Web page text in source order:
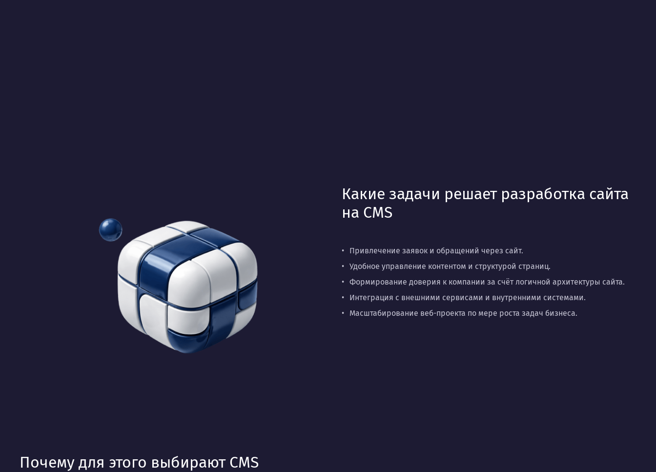
Какие задачи решает разработка сайта
на CMS
Привлечение заявок и обращений через сайт.
Удобное управление контентом и структурой страниц.
Формирование доверия к компании за счёт логичной архитектуры сайта.
Интеграция с внешними сервисами и внутренними системами.
Масштабирование веб-проекта по мере роста задач бизнеса.
Почему для этого выбирают CMS